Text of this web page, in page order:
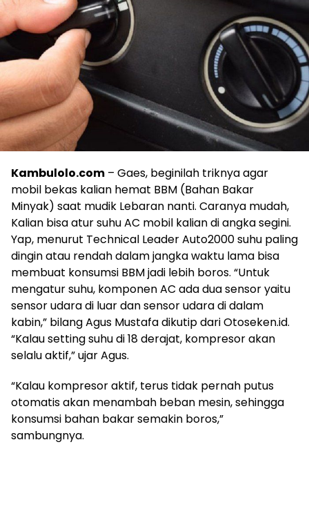
Kambulolo.com – Gaes, beginilah triknya agar
mobil bekas kalian hemat BBM (Bahan Bakar
Minyak) saat mudik Lebaran nanti. Caranya mudah,
Kalian bisa atur suhu AC mobil kalian di angka segini.
Yap, menurut Technical Leader Auto2000 suhu paling
dingin atau rendah dalam jangka waktu lama bisa
membuat konsumsi BBM jadi lebih boros. “Untuk
mengatur suhu, komponen AC ada dua sensor yaitu
sensor udara di luar dan sensor udara di dalam
kabin,” bilang Agus Mustafa dikutip dari Otoseken.id.
“Kalau setting suhu di 18 derajat, kompresor akan
selalu aktif,” ujar Agus.
“Kalau kompresor aktif, terus tidak pernah putus
otomatis akan menambah beban mesin, sehingga
konsumsi bahan bakar semakin boros,”
sambungnya.